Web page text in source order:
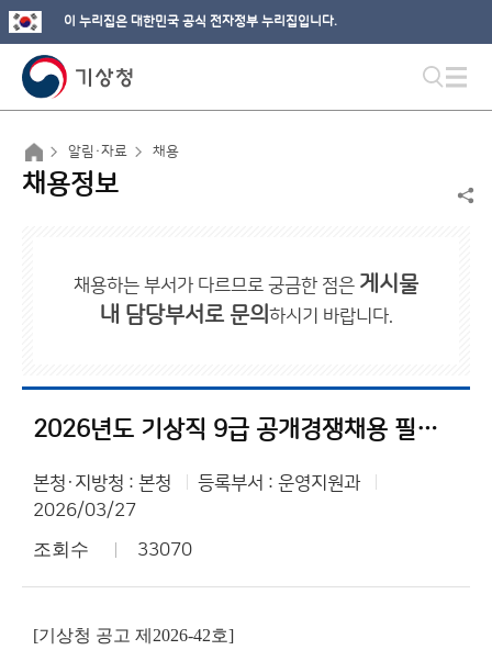
이 누리집은 대한민국 공식 전자정부 누리집입니다.
알림·자료 채용
채용정보
채용하는 부서가 다르므로 궁금한 점은 게시물
내 담당부서로 문의 하시기 바랍니다.
2026년도 기상직 9급 공개경쟁채용 필기시험 일시·장소 및 응시자 준수사항 공고
본청·지방청 : 본청
등록부서 : 운영지원과
2026/03/27
조회수 33070
[기상청 공고 제2026-42호]